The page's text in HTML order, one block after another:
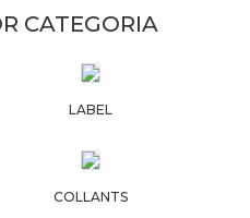
CATEGORIA
LABEL
COLLANTS